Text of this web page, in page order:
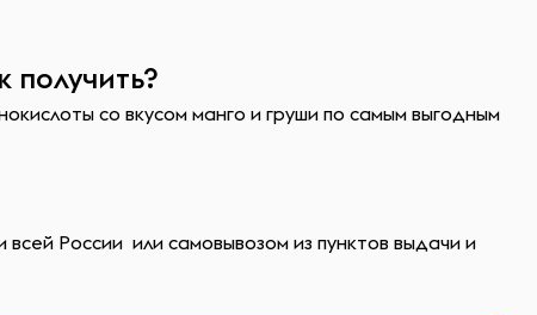
со вкусом манго и груши по самым выгодным
России или самовывозом из пунктов выдачи и